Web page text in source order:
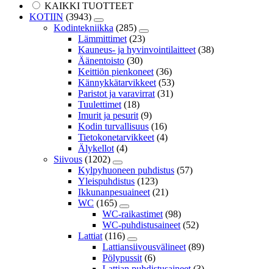
KAIKKI TUOTTEET
KOTIIN (3943)
Kodintekniikka (285)
Lämmittimet (23)
Kauneus- ja hyvinvointilaitteet (38)
Äänentoisto (30)
Keittiön pienkoneet (36)
Kännykkätarvikkeet (53)
Paristot ja varavirrat (31)
Tuulettimet (18)
Imurit ja pesurit (9)
Kodin turvallisuus (16)
Tietokonetarvikkeet (4)
Älykellot (4)
Siivous (1202)
Kylpyhuoneen puhdistus (57)
Yleispuhdistus (123)
Ikkunanpesuaineet (21)
WC (165)
WC-raikastimet (98)
WC-puhdistusaineet (52)
Lattiat (116)
Lattiansiivousvälineet (89)
Pölypussit (6)